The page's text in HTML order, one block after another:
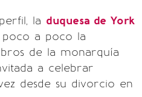
la duquesa de York
a poco la
de la monarquía
a celebrar
desde su divorcio en